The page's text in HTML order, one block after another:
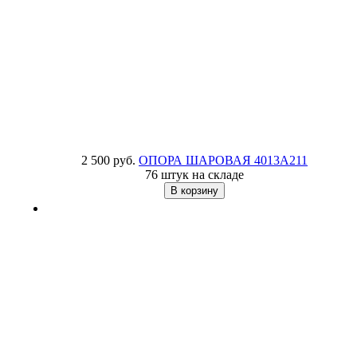
2 500 руб. ОПОРА ШАРОВАЯ 4013A211
76 штук на складе